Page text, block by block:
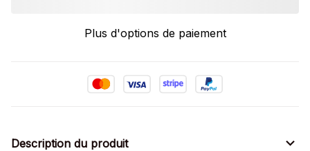
Plus d'options de paiement
Description du produit